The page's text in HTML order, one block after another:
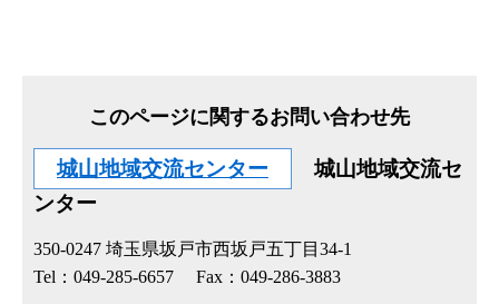
このページに関するお問い合わせ先
城山地域交流センター
城山地域交流セ
ンター
350-0247 埼玉県坂戸市西坂戸五丁目34-1
Tel：049-285-6657
Fax：049-286-3883